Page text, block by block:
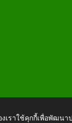
งเราใช้คุกกี้เพื่อพัฒน